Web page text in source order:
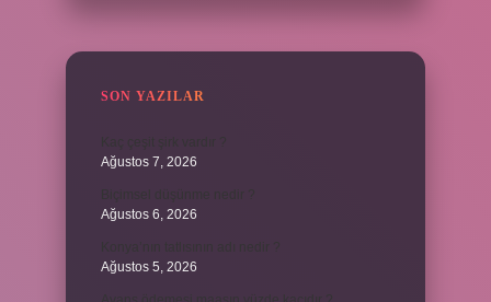
SON YAZILAR
Ağustos 7, 2026
Ağustos 6, 2026
Ağustos 5, 2026